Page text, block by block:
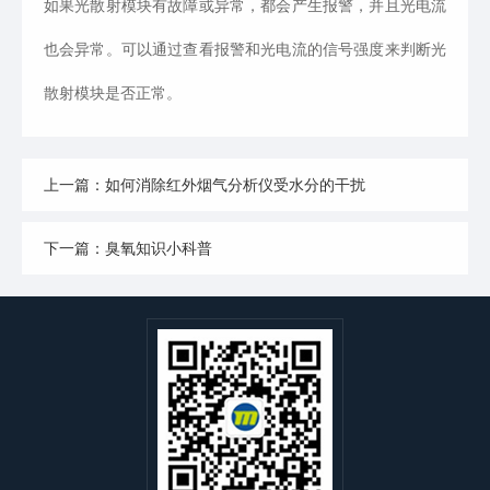
如果光散射模块有故障或异常，都会产生报警，并且光电流
也会异常。可以通过查看报警和光电流的信号强度来判断光
散射模块是否正常。
上一篇：如何消除红外烟气分析仪受水分的干扰
下一篇：臭氧知识小科普